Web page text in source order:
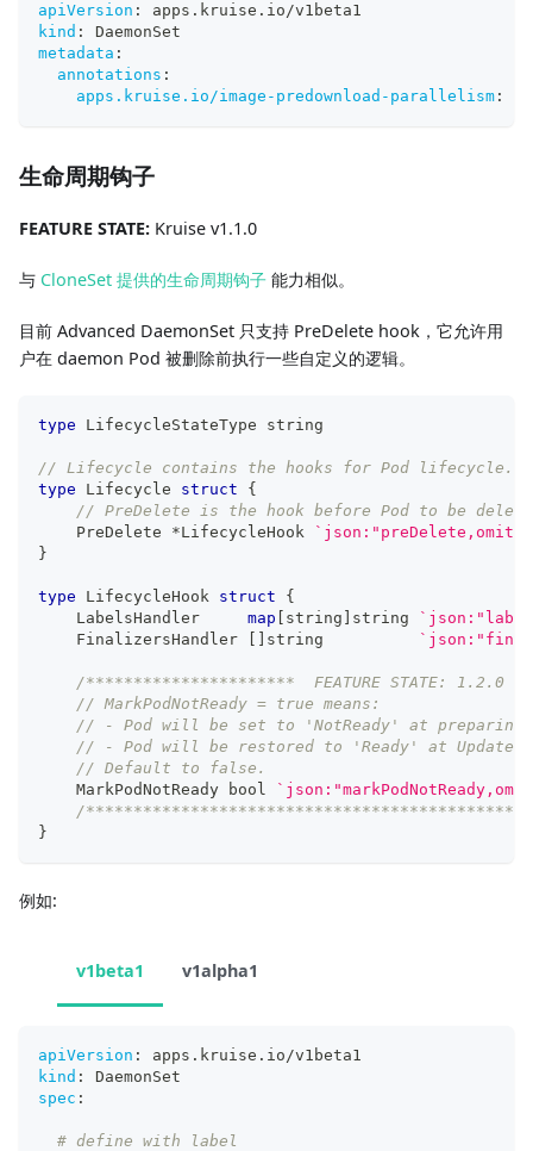
apiVersion :
apps.kruise.io/v1beta1
kind :
DaemonSet
metadata :
annotations :
apps.kruise.io/image-predownload-parallelism :
生命周期钩子
FEATURE STATE: Kruise v1.1.0
与 CloneSet 提供的生命周期钩子 能力相似。
目前 Advanced DaemonSet 只支持 PreDelete hook，它允许用
户在 daemon Pod 被删除前执行一些自定义的逻辑。
type LifecycleStateType string
// Lifecycle contains the hooks for Pod lifecycle.
type Lifecycle struct
{
// PreDelete is the hook before Pod to be
    PreDelete
*LifecycleHook
}
type LifecycleHook struct
{
    LabelsHandler
map [ string ] string
    FinalizersHandler
[ ] string
/**********************  FEATURE STATE:
// MarkPodNotReady = true means:
// - Pod will be set to 'NotReady' at
// - Pod will be restored to 'Ready' at
// Default to false.
    MarkPodNotReady
bool
/
}
例如:
v1beta1 v1alpha1
apiVersion :
apps.kruise.io/v1beta1
kind :
DaemonSet
spec :
# define with label